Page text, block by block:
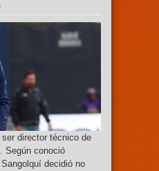
director técnico de
Según conoció
decidió no